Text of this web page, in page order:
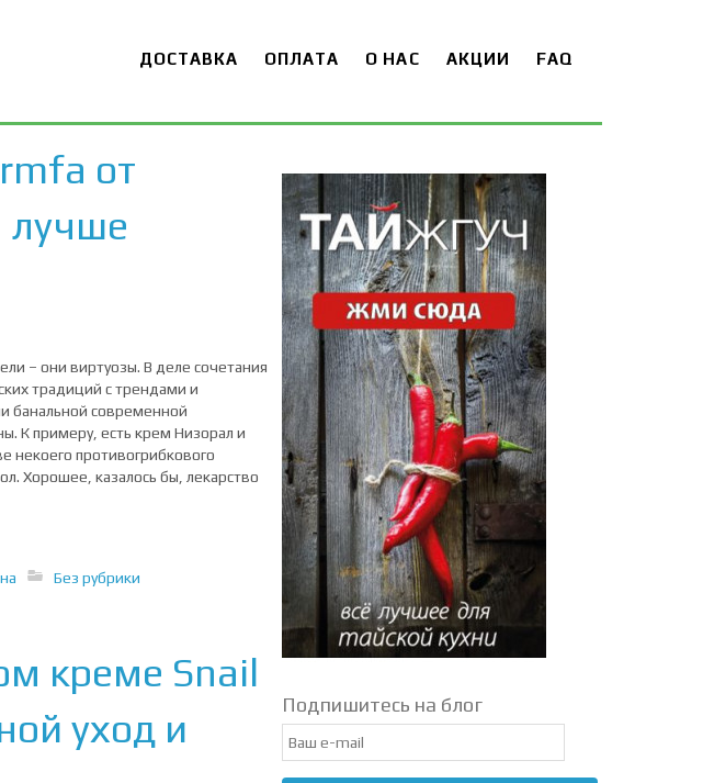
ДОСТАВКА ОПЛАТА О НАС АКЦИИ FAQ
от
лучше
– они виртуозы. В деле сочетания
традиций с трендами и
банальной современной
К примеру, есть крем Низорал и
некоего противогрибкового
Хорошее, казалось бы, лекарство
Без рубрики
креме Snail
уход и
Подпишитесь на блог